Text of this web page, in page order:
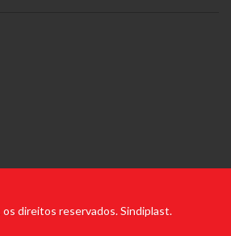
direitos reservados. Sindiplast.